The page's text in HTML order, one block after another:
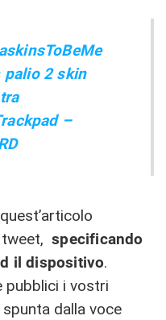
palio 2 skin
–
specificando
il dispositivo.
pubblici i vostri
dalla voce